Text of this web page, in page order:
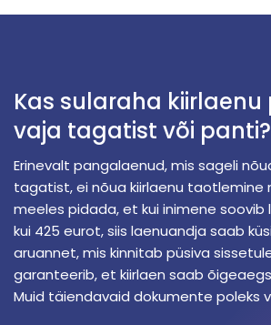
Kas sularaha kiirlaenu
vaja tagatist või panti?
Erinevalt pangalaenud, mis sageli
tagatist, ei nõua kiirlaenu taotlemine
meeles pidada, et kui inimene
kui 425 eurot, siis laenuandja saab
aruannet, mis kinnitab püsiva
garanteerib, et kiirlaen saab
Muid täiendavaid dokumente poleks